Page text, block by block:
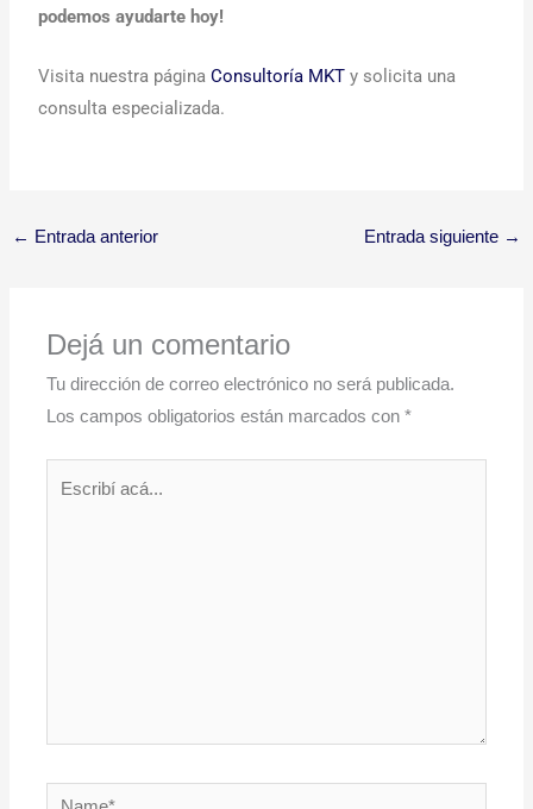
podemos ayudarte hoy!
Visita nuestra página Consultoría MKT y solicita una
consulta especializada.
← Entrada anterior Entrada siguiente →
Dejá un comentario
Tu dirección de correo electrónico no será publicada.
Los campos obligatorios están marcados con*
Name*